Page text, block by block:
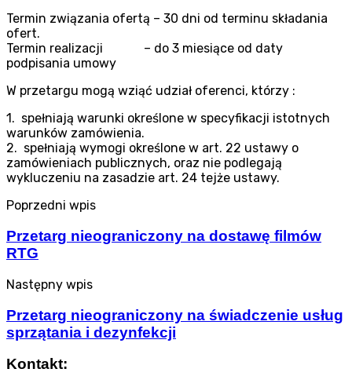
Termin związania ofertą – 30 dni od terminu składania
ofert.
Termin realizacji – do 3 miesiące od daty
podpisania umowy
W przetargu mogą wziąć udział oferenci, którzy :
1. spełniają warunki określone w specyfikacji istotnych
warunków zamówienia.
2. spełniają wymogi określone w art. 22 ustawy o
zamówieniach publicznych, oraz nie podlegają
wykluczeniu na zasadzie art. 24 tejże ustawy.
Poprzedni wpis
Przetarg nieograniczony na dostawę filmów
RTG
Następny wpis
Przetarg nieograniczony na świadczenie usług
sprzątania i dezynfekcji
Kontakt: